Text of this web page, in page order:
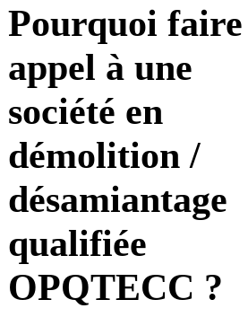
Pourquoi faire
appel à une
société en
démolition /
désamiantage
qualifiée
OPQTECC ?